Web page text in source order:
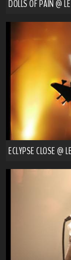
DOLLS OF PAIN @
ECLYPSE CLOSE @